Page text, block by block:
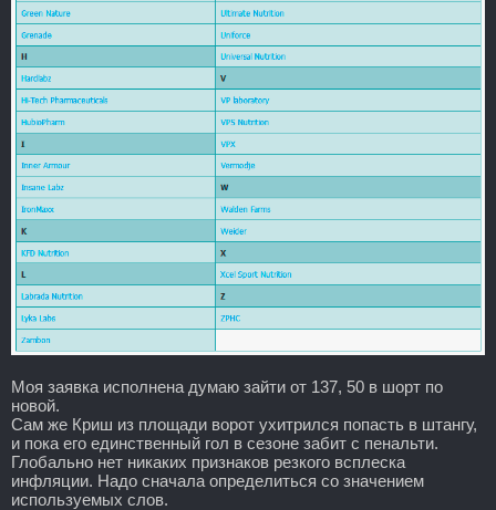
Моя заявка исполнена думаю зайти от 137, 50 в шорт по
новой.
Сам же Криш из площади ворот ухитрился попасть в штангу,
и пока его единственный гол в сезоне забит с пенальти.
Глобально нет никаких признаков резкого всплеска
инфляции. Надо сначала определиться со значением
используемых слов.